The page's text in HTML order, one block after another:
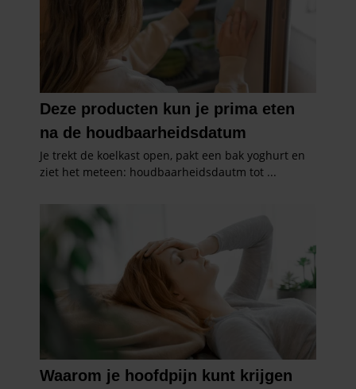
informatie die u aan ze heeft verstrekt of die ze hebben
verzameld op basis van uw gebruik van hun services. U
gaat akkoord met onze cookies als u onze website blijft